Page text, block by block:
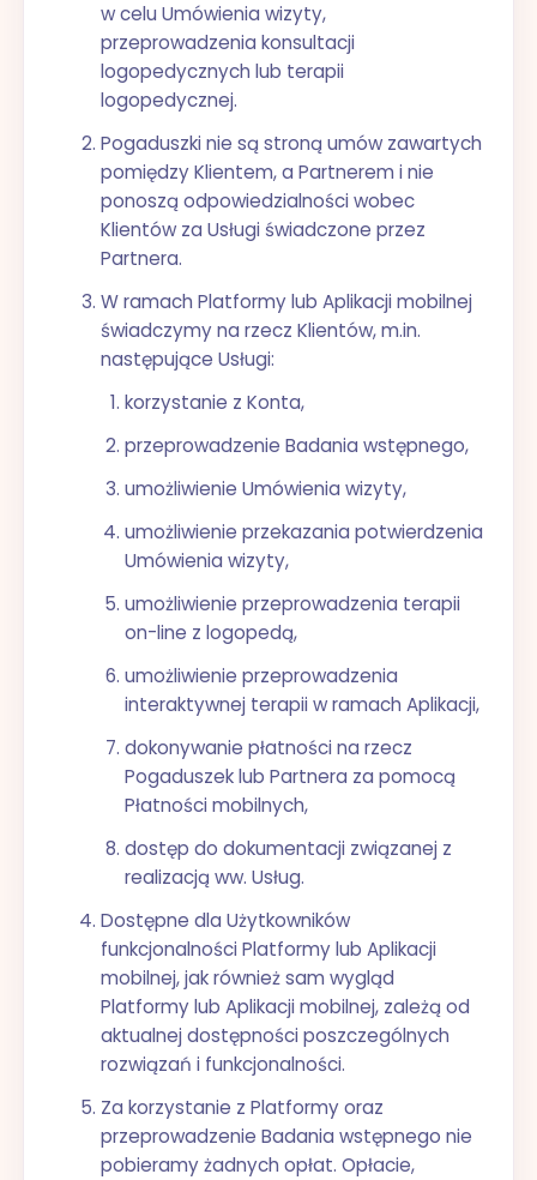
w celu Umówienia wizyty,
przeprowadzenia konsultacji
logopedycznych lub terapii
logopedycznej.
Pogaduszki nie są stroną umów zawartych
pomiędzy Klientem, a Partnerem i nie
ponoszą odpowiedzialności wobec
Klientów za Usługi świadczone przez
Partnera.
W ramach Platformy lub Aplikacji mobilnej
świadczymy na rzecz Klientów, m.in.
następujące Usługi:
korzystanie z Konta,
przeprowadzenie Badania wstępnego,
umożliwienie Umówienia wizyty,
umożliwienie przekazania potwierdzenia
Umówienia wizyty,
umożliwienie przeprowadzenia terapii
on-line z logopedą,
umożliwienie przeprowadzenia
interaktywnej terapii w ramach Aplikacji,
dokonywanie płatności na rzecz
Pogaduszek lub Partnera za pomocą
Płatności mobilnych,
dostęp do dokumentacji związanej z
realizacją ww. Usług.
Dostępne dla Użytkowników
funkcjonalności Platformy lub Aplikacji
mobilnej, jak również sam wygląd
Platformy lub Aplikacji mobilnej, zależą od
aktualnej dostępności poszczególnych
rozwiązań i funkcjonalności.
Za korzystanie z Platformy oraz
przeprowadzenie Badania wstępnego nie
pobieramy żadnych opłat. Opłacie,